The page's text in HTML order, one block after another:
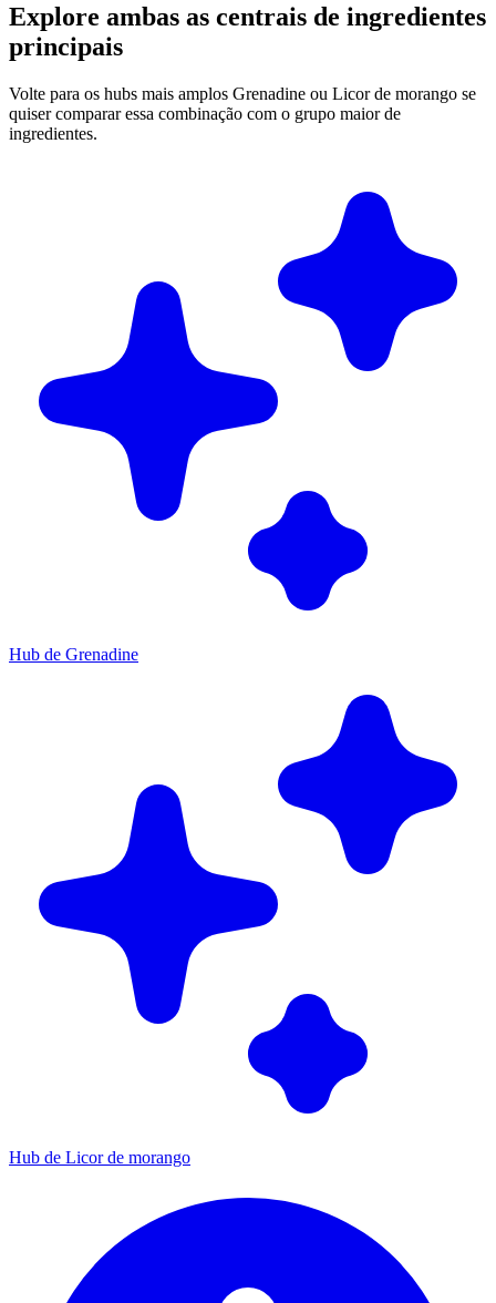
Explore ambas as centrais de ingredientes
principais
Volte para os hubs mais amplos Grenadine ou Licor de morango se
quiser comparar essa combinação com o grupo maior de
ingredientes.
Hub de Grenadine
Hub de Licor de morango